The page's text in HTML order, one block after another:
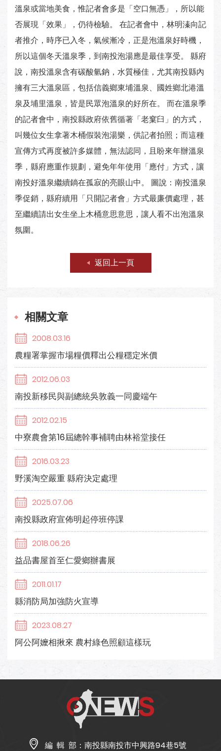
溫泉或當地美食，惟記者會多是「空口無憑」，所以能
否展現「效果」，仍待檢驗。 在記者會中，林明溱向記
者推介，時序已入冬，氣候漸冷，正是泡溫泉好時機，
所以這個冬天溫泉季，到南投泡湯應是最佳享受。 縣府
說，南投溫泉含有碳酸氫鈉，水質極佳，尤其南投縣內
擁有三大溫泉區，包括信義鄉東埔溫泉、國姓鄉北港溫
泉及埔里溫泉，皆是民眾泡溫泉的好所在。 而在溫泉季
的記者會中，南投縣政府依舊循著「老窠臼」的方式，
叫幾位女生拿著木桶假裝泡湯樂，供記者拍照；而這種
宣傳方式再度被許多媒體，無法認同，且盼來年辦溫泉
季，縣府應重作規劃，避免年年使用「應付」方式，讓
南投好溫泉繼續鋿在孤寂的亮眼山中。 圖說：南投溫泉
季促銷，縣府續用「只開記者會」方式最廉價處理，甚
至繼續請出女生坐上木桶意思意思，讓人看不出泡溫泉
氛圍。
返回上一頁
相關文章
2008.03.16
農糧署掌握市場糧價釋出公糧穩定米價
2012.06.03
南投新移民與副總統吳敦義一同慶端午
2012.02.15
中寮農會第16屆總幹事補聘由林裕堂接任
2016.03.23
野溪淘空嚴重 縣府決定處理
2025.07.06
南投縣政府宣佈明起停班停課
2018.06.26
益品書屋首至仁愛鄉辦書展
2011.01.17
縣消防局加強防火宣導
2023.08.27
阿公阿嬤相揪來 農村綠色照顧這樣玩
編 輯 部： 南投縣南投市中興路94巷5號